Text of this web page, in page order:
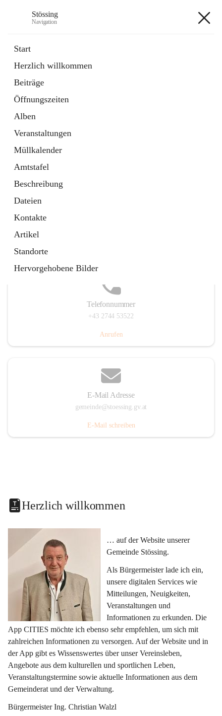
Stössing
Navigation
Start
Herzlich willkommen
Beiträge
Öffnungszeiten
Alben
Veranstaltungen
Müllkalender
Amtstafel
Beschreibung
Dateien
Kontakte
Artikel
Standorte
Hervorgehobene Bilder
Datei
in
Tab
Kindergarten
öffnet
in
neuem
Tab
Telefonnummer
+43 2744 53522
Anrufen
E-Mail Adresse
gemeinde@stoessing.gv.at
E-Mail schreiben
Herzlich willkommen
… auf der Website unserer
Gemeinde Stössing.
Als Bürgermeister lade ich ein,
unsere digitalen Services wie
Mitteilungen, Neuigkeiten,
Veranstaltungen und
Informationen zu erkunden. Die
App CITIES möchte ich ebenso sehr empfehlen, um sich mit
zahlreichen Informationen zu versorgen. Auf der Website und in
der App gibt es Wissenswertes über unser Vereinsleben,
Angebote aus dem kulturellen und sportlichen Leben,
Veranstaltungstermine sowie aktuelle Informationen aus dem
Gemeinderat und der Verwaltung.
Bürgermeister Ing. Christian Walzl